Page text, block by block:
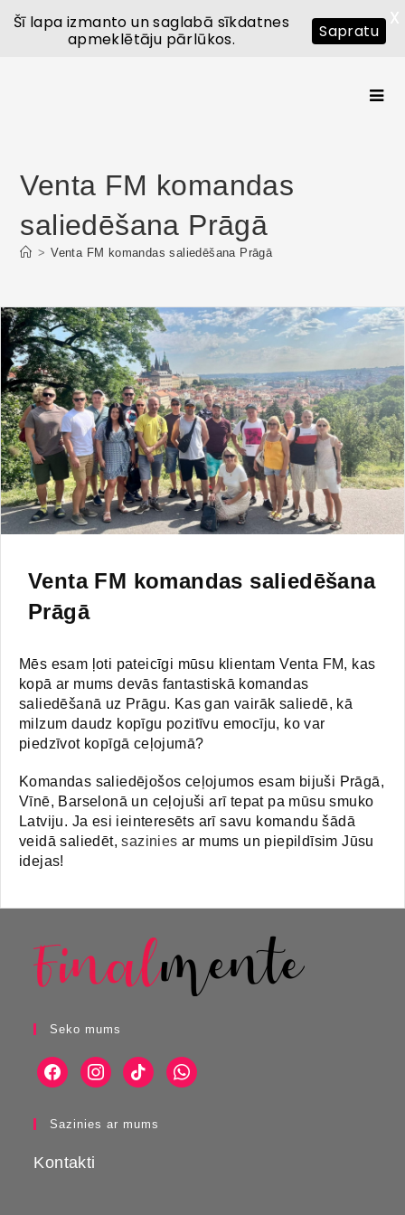
Venta FM komandas
saliedēšana Prāgā
> Venta FM komandas saliedēšana Prāgā
Venta FM komandas saliedēšana
Prāgā
Mēs esam ļoti pateicīgi mūsu klientam Venta FM, kas
kopā ar mums devās fantastiskā komandas
saliedēšanā uz Prāgu. Kas gan vairāk saliedē, kā
milzum daudz kopīgu pozitīvu emocīju, ko var
piedzīvot kopīgā ceļojumā?
Komandas saliedējošos ceļojumos esam bijuši Prāgā,
Vīnē, Barselonā un ceļojuši arī tepat pa mūsu smuko
Latviju. Ja esi ieinteresēts arī savu komandu šādā
veidā saliedēt,sazinies ar mums un piepildīsim Jūsu
idejas!
Seko mums
Sazinies ar mums
Kontakti
Šī lapa izmanto un saglabā sīkdatnes
apmeklētāju pārlūkos.
Sapratu